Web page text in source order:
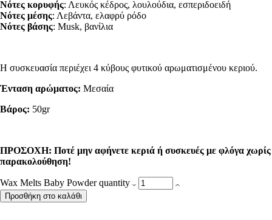
Νότες κορυφής: Λευκός κέδρος, λουλούδια, εσπεριδοειδή
Νότες μέσης: Λεβάντα, ελαφρύ ρόδο
Νότες βάσης: Musk, βανίλια
Η συσκευασία περιέχει 4 κύβους φυτικού αρωματισμένου κεριού.
Ένταση αρώματος: Μεσαία
Βάρος: 50gr
ΠΡΟΣΟΧΗ: Ποτέ μην αφήνετε κεριά ή συσκευές με φλόγα χωρίς
παρακολούθηση!
Wax Melts Baby Powder quantity
Προσθήκη στο καλάθι